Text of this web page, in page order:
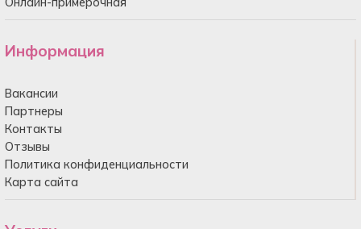
Информация
Вакансии
Партнеры
Контакты
Отзывы
Политика конфиденциальности
Карта сайта